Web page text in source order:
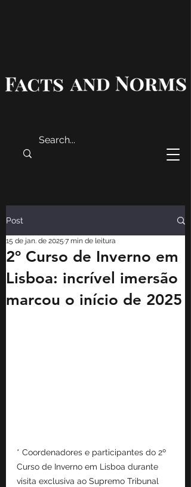
Post
2º Curso de Inverno em
Lisboa: incrível imersão
marcou o início de 2025
15 de jan. de 2025 7 min de leitura
* Coordenadores e participantes do 2º
Curso de Inverno em Lisboa durante
visita exclusiva ao Supremo Tribunal